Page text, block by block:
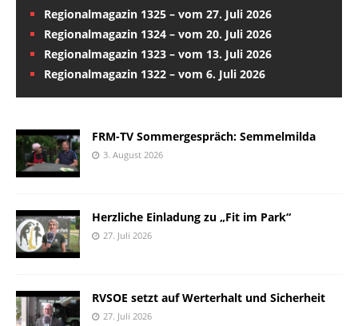
Regionalmagazin 1325 – vom 27. Juli 2026
Regionalmagazin 1324 – vom 20. Juli 2026
Regionalmagazin 1323 – vom 13. Juli 2026
Regionalmagazin 1322 – vom 6. Juli 2026
FRM-TV Sommergespräch: Semmelmilda
3. August 2026
Herzliche Einladung zu „Fit im Park“
27. Juli 2026
RVSOE setzt auf Werterhalt und Sicherheit
27. Juli 2026